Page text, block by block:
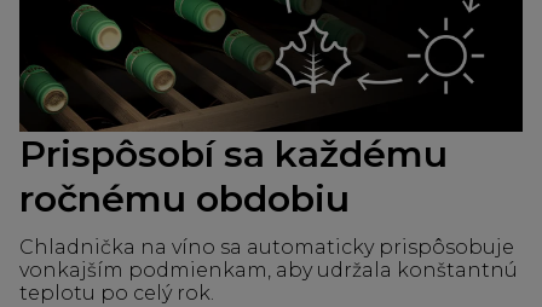
Prispôsobí sa každému
ročnému obdobiu
Chladnička na víno sa automaticky prispôsobuje
vonkajším podmienkam, aby udržala konštantnú
teplotu po celý rok.